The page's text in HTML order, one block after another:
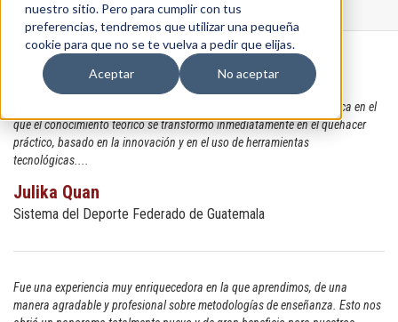
nuestro sitio. Pero para cumplir con tus
preferencias, tendremos que utilizar una pequeña
cookie para que no se te vuelva a pedir que elijas.
Aceptar
No aceptar
Home / In-Company / Diseño de cursos virtuales corporativos
Fue un curso muy dinámico estructurado de manera ordenada y lógica en el
que el conocimiento teórico se transformó inmediatamente en el quehacer
práctico, basado en la innovación y en el uso de herramientas
tecnológicas....
Julika Quan
Sistema del Deporte Federado de Guatemala
Fue una experiencia muy enriquecedora en la que aprendimos, de una
manera agradable y profesional sobre metodologías de enseñanza. Esto nos